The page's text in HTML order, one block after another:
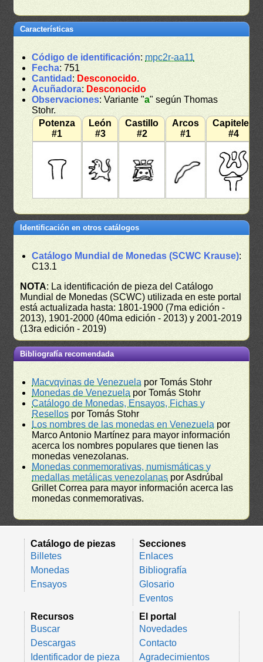
Características
Código de identificación: mpc2r-aa11
Fecha: 751
Cantidad : Desconocido.
Acuñadora: Desconocido
Observaciones: Variante "a" según Thomas
Stohr.
Potenza
#1
León
#3
Castillo
#2
Arcos
#1
Capiteles
#4
Identificación en otros catálogos
Catálogo Mundial de Monedas (SCWC Krause):
C13.1
NOTA: La identificación de pieza del Catálogo
Mundial de Monedas (SCWC) utilizada en este portal
está actualizada hasta: 1801-1900 (7ma edición -
2013), 1901-2000 (40ma edición - 2013) y 2001-2019
(13ra edición - 2019)
Bibliografía recomendada
Macvqvinas de Venezuela por Tomás Stohr
Monedas de Venezuela por Tomás Stohr
Catálogo de Monedas, Ensayos, Fichas y
Resellos por Tomás Stohr
Los nombres de las monedas en Venezuela por
Marco Antonio Martínez para mayor información
acerca los nombres populares que tienen las
monedas venezolanas.
Monedas conmemorativas, numismáticas y
medallas metálicas venezolanas por Asdrúbal
Grillet Correa para mayor información acerca las
monedas conmemorativas.
Catálogo de piezas
Billetes
Monedas
Ensayos
Secciones
Enlaces
Bibliografía
Glosario
Eventos
Recursos
Buscar
Descargas
Identificador de pieza
El portal
Novedades
Contacto
Agradecimientos